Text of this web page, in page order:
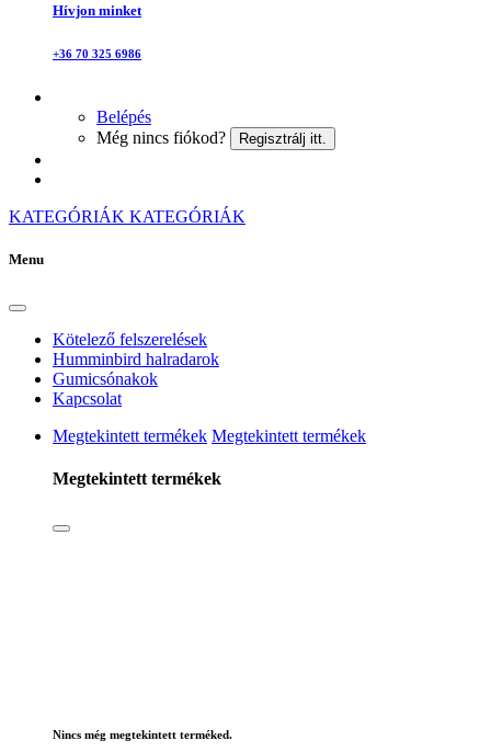
Hívjon minket
+36 70 325 6986
Belépés
Még nincs fiókod?
Regisztrálj itt.
KATEGÓRIÁK KATEGÓRIÁK
Menu
Kötelező felszerelések
Humminbird halradarok
Gumicsónakok
Kapcsolat
Megtekintett termékek Megtekintett termékek
Megtekintett termékek
Nincs még megtekintett terméked.